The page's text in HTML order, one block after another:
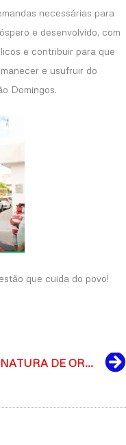
necessárias para
e desenvolvido, com
e contribuir para que
e usufruir do
Domingos.
que cuida do povo!
ASSINATURA DE ORDEM SERVIÇO PARA PAVIMENTAÇÃO